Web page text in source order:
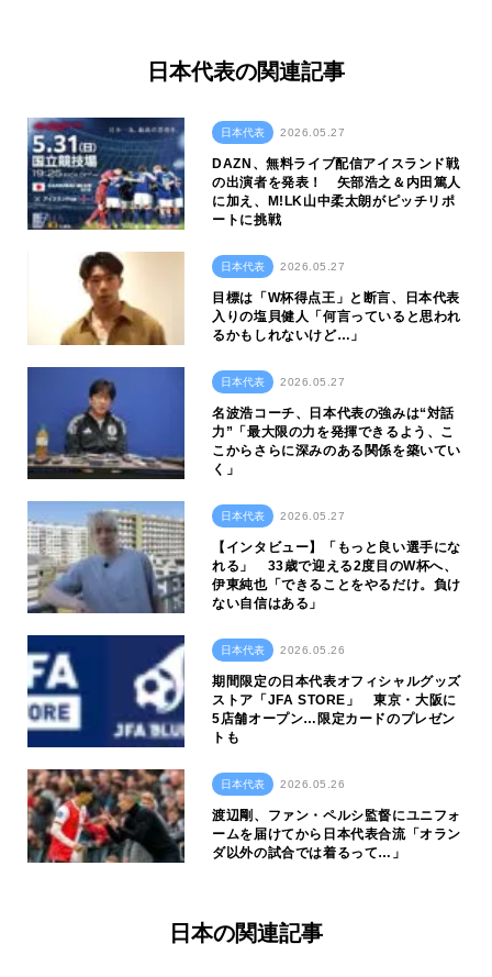
日本代表の関連記事
日本代表 2026.05.27
DAZN、無料ライブ配信アイスランド戦
の出演者を発表！ 矢部浩之＆内田篤人
に加え、M!LK山中柔太朗がピッチリポ
ートに挑戦
日本代表 2026.05.27
目標は「W杯得点王」と断言、日本代表
入りの塩貝健人「何言っていると思われ
るかもしれないけど…」
日本代表 2026.05.27
名波浩コーチ、日本代表の強みは“対話
力”「最大限の力を発揮できるよう、こ
こからさらに深みのある関係を築いてい
く」
日本代表 2026.05.27
【インタビュー】「もっと良い選手にな
れる」 33歳で迎える2度目のW杯へ、
伊東純也「できることをやるだけ。負け
ない自信はある」
日本代表 2026.05.26
期間限定の日本代表オフィシャルグッズ
ストア「JFA STORE」 東京・大阪に
5店舗オープン…限定カードのプレゼン
トも
日本代表 2026.05.26
渡辺剛、ファン・ペルシ監督にユニフォ
ームを届けてから日本代表合流「オラン
ダ以外の試合では着るって…」
日本の関連記事